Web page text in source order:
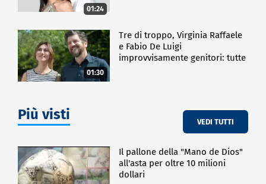
01:24
01:30
Tre di troppo, Virginia Raffaele
e Fabio De Luigi
improvvisamente genitori: tutte
Più visti VEDI TUTTI
Il pallone della "Mano de Dios"
all'asta per oltre 10 milioni
dollari